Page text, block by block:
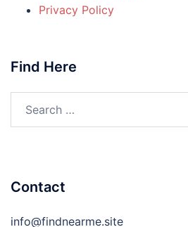
Privacy Policy
Find Here
Contact
info@findnearme.site